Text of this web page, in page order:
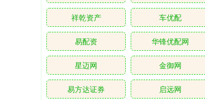
祥乾资产 车优配
易配资 华锋优配网
星迈网 金御网
易方达证券 启远网